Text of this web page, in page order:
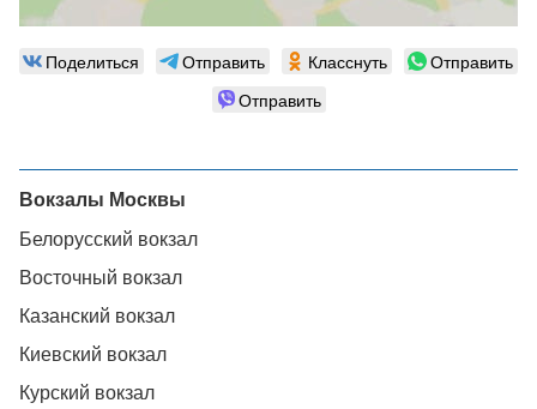
Поделиться Отправить Класснуть
Отправить
Отправить
Вокзалы Москвы
Белорусский вокзал
Восточный вокзал
Казанский вокзал
Киевский вокзал
Курский вокзал